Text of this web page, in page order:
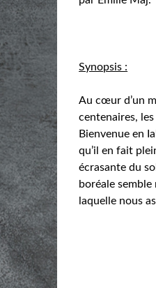
Synopsis :
Au cœur d’un
centenaires,
Bienvenue en
qu’il en fait
écrasante du
boréale
laquelle nous